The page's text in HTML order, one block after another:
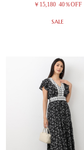
￥15,180 40％OFF
SALE